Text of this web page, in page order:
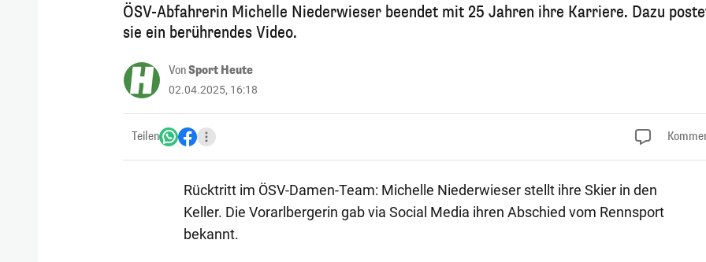
ÖSV-Abfahrerin Michelle Niederwieser beendet mit 25 Jahren ihre Karriere. Dazu
sie ein berührendes Video.
VonSport Heute
02.04.2025, 16:18
Teilen
Rücktritt im ÖSV-Damen-Team: Michelle Niederwieser stellt ihre Skier in den
Keller. Die Vorarlbergerin gab via Social Media ihren Abschied vom Rennsport
bekannt.